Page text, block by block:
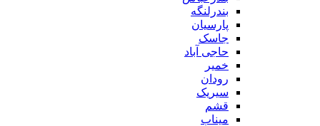
بندرلنگه
پارسیان
جاسک
حاجی آباد
خمیر
رودان
سیریک
قشم
میناب